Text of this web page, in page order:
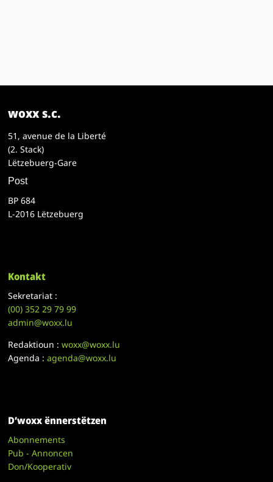
woxx s.c.
51, avenue de la Liberté
(2. Stack)
Lëtzebuerg-Gare
Post
BP 684
L-2016 Lëtzebuerg
Kontakt
Sekretariat :
(00)352 29 79 99
admin@woxx.lu
Redaktioun :woxx@woxx.lu
Agenda :agenda@woxx.lu
D’woxx ënnerstëtzen
Abonnements
Pub - Annoncen
Don/Kooperativ